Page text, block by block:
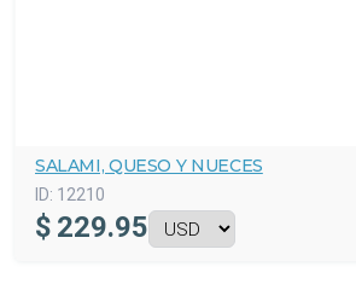
SALAMI, QUESO Y NUECES
ID: 12210
$ 229.95